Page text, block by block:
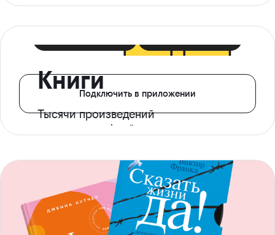
Книги
Тысячи произведений
с доступом офлайн
Подключить в приложении